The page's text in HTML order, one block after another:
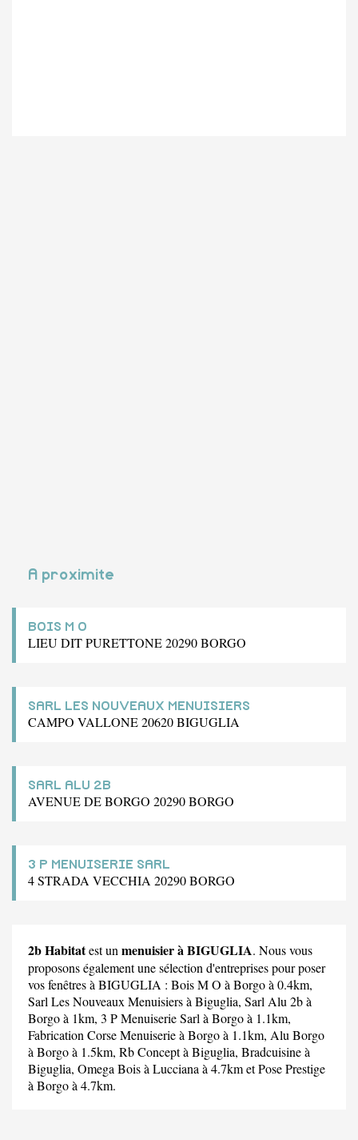
A proximite
BOIS M O
LIEU DIT PURETTONE 20290 BORGO
SARL LES NOUVEAUX MENUISIERS
CAMPO VALLONE 20620 BIGUGLIA
SARL ALU 2B
AVENUE DE BORGO 20290 BORGO
3 P MENUISERIE SARL
4 STRADA VECCHIA 20290 BORGO
2b Habitatest un menuisier à BIGUGLIA. Nous vous
proposons également une sélection d'entreprises pour poser
vos fenêtres à BIGUGLIA : Bois M O à Borgo à 0.4km,
Sarl Les Nouveaux Menuisiersà Biguglia, Sarl Alu 2bà
Borgo à 1km, 3 P Menuiserie Sarl à Borgo à 1.1km,
Fabrication Corse Menuiserieà Borgo à 1.1km, Alu Borgo
à Borgo à 1.5km, Rb Conceptà Biguglia, Bradcuisineà
Biguglia, Omega Boisà Lucciana à 4.7km etPose Prestige
à Borgo à 4.7km.